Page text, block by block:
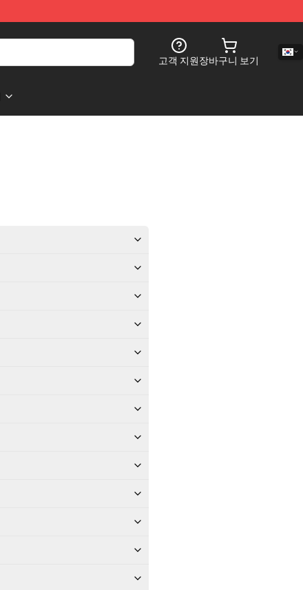
고객 지원장바구니 보기